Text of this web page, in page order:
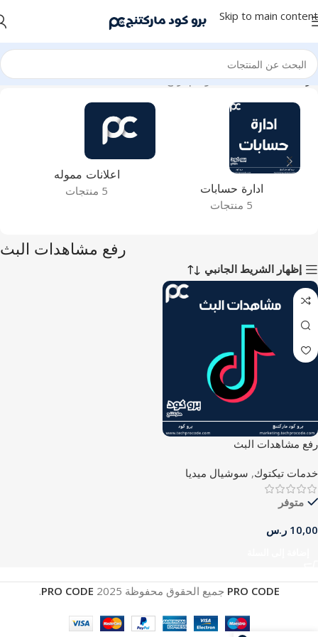
Skip to main content
الرئيسية منتجات تحت الوسم “رفع مشاهدات البث”
ادارة حسابات
5 منتجات
اعلانات مموله
5 منتجات
رفع مشاهدات البث
إظهار الشريط الجانبي
رفع مشاهدات البث
خدمات تيكتوك, سوشيال ميديا
متوفر
10,00 ر.س
PRO CODE جميع الحقوق محفوظة PRO CODE
.